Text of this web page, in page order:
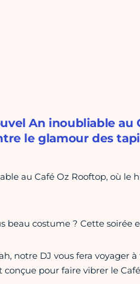
An inoubliable au
le glamour des
au Café Oz Rooftop, où le
beau costume ? Cette soirée
notre DJ vous fera voyager
pour faire vibrer le